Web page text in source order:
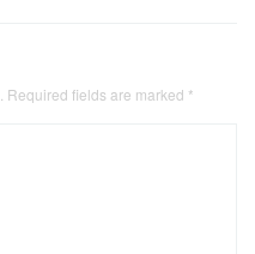
Required fields are marked *